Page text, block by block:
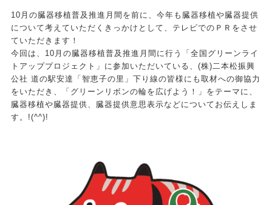
10月の臓器移植普及推進月間を前に、今年も臓器移植や臓器提供
について考えていただくきっかけとして、テレビでのＰＲをさせ
ていただきます！
今回は、10月の臓器移植普及推進月間に行う「全国グリーンライ
トアッププロジェクト」に参加いただいている、(株)二本松振興
公社 道の駅安達「智恵子の里」下り線の皆様にも取材への御協力
をいただき、「グリーンリボンの輪を広げよう！」をテーマに、
臓器移植や臓器提供、臓器提供意思表示などについてお伝えしま
す。!(^^)!